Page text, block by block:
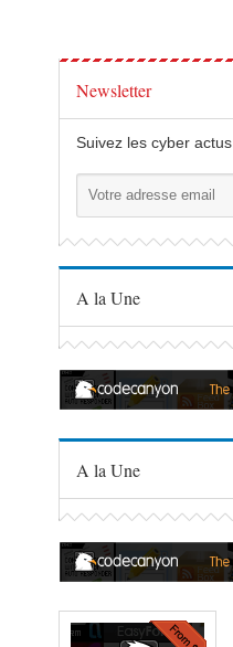
Newsletter
Suivez les cyber actus
A la Une
A la Une